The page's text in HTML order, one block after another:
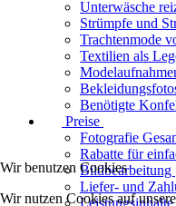
Unterwäsche
Strümpfe und
Trachtenmode
Textilien als
Benötigte
Preise
Fotografie
Rabatte für
Bildbearbeitung
Liefer- und
Wir benutzen Cookies
Wir nutzen Cookies auf